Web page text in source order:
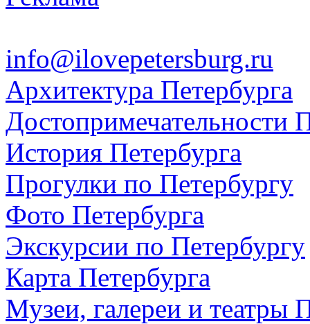
info@ilovepetersburg.ru
Архитектура Петербурга
Достопримечательности
История Петербурга
Прогулки по Петербургу
Фото Петербурга
Экскурсии по Петербургу
Карта Петербурга
Музеи, галереи и театры